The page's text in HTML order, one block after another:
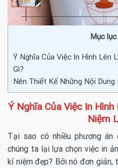
Mục lục
Ý Nghĩa Của Việc In Hình Lên
Gì?
Nên Thiết Kế Những Nội Dung
Ý Nghĩa Của Việc In
Niệm
Tại sao có nhiều phương án
chúng ta lại lựa chọn việc in
kỉ niệm đẹp? Bởi nó đơn